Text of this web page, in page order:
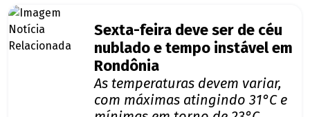
Sexta-feira deve ser de céu
nublado e tempo instável em
Rondônia
As temperaturas devem variar,
com máximas atingindo 31°C e